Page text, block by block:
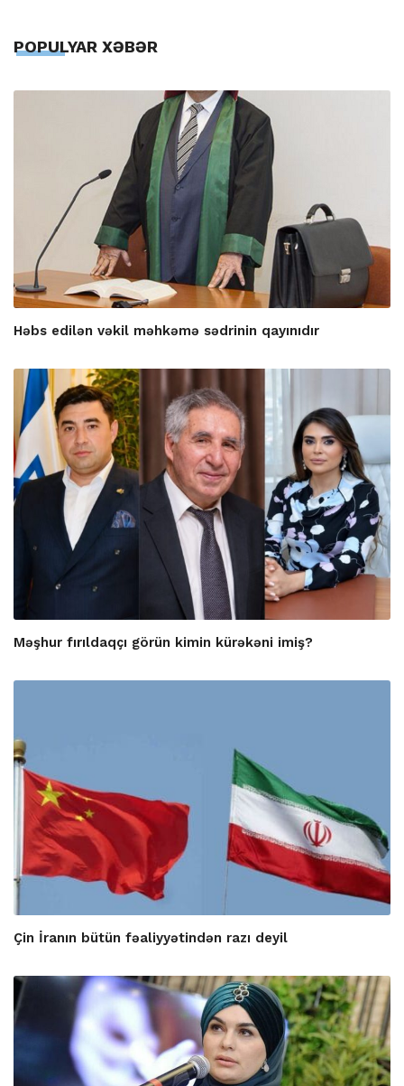
POPULYAR XƏBƏR
Həbs edilən vəkil məhkəmə sədrinin qayınıdır
Məşhur fırıldaqçı görün kimin kürəkəni imiş?
Çin İranın bütün fəaliyyətindən razı deyil